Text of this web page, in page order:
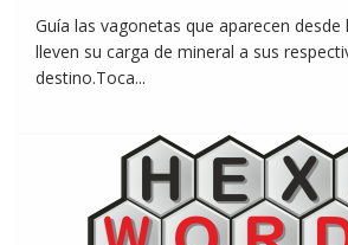
Guía las vagonetas que aparecen desde
lleven su carga de mineral a sus
destino.Toca...